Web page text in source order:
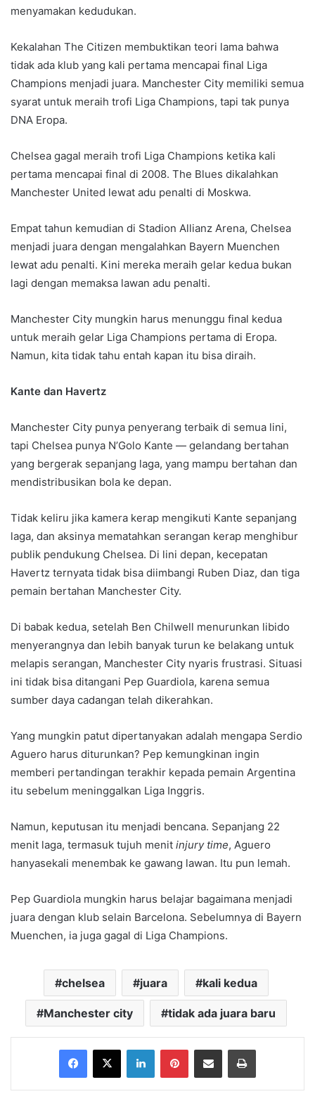
menyamakan kedudukan.
Kekalahan The Citizen membuktikan teori lama bahwa
tidak ada klub yang kali pertama mencapai final Liga
Champions menjadi juara. Manchester City memiliki semua
syarat untuk meraih trofi Liga Champions, tapi tak punya
DNA Eropa.
Chelsea gagal meraih trofi Liga Champions ketika kali
pertama mencapai final di 2008. The Blues dikalahkan
Manchester United lewat adu penalti di Moskwa.
Empat tahun kemudian di Stadion Allianz Arena, Chelsea
menjadi juara dengan mengalahkan Bayern Muenchen
lewat adu penalti. Kini mereka meraih gelar kedua bukan
lagi dengan memaksa lawan adu penalti.
Manchester City mungkin harus menunggu final kedua
untuk meraih gelar Liga Champions pertama di Eropa.
Namun, kita tidak tahu entah kapan itu bisa diraih.
Kante dan Havertz
Manchester City punya penyerang terbaik di semua lini,
tapi Chelsea punya N’Golo Kante — gelandang bertahan
yang bergerak sepanjang laga, yang mampu bertahan dan
mendistribusikan bola ke depan.
Tidak keliru jika kamera kerap mengikuti Kante sepanjang
laga, dan aksinya mematahkan serangan kerap menghibur
publik pendukung Chelsea. Di lini depan, kecepatan
Havertz ternyata tidak bisa diimbangi Ruben Diaz, dan tiga
pemain bertahan Manchester City.
Di babak kedua, setelah Ben Chilwell menurunkan libido
menyerangnya dan lebih banyak turun ke belakang untuk
melapis serangan, Manchester City nyaris frustrasi. Situasi
ini tidak bisa ditangani Pep Guardiola, karena semua
sumber daya cadangan telah dikerahkan.
Yang mungkin patut dipertanyakan adalah mengapa Serdio
Aguero harus diturunkan? Pep kemungkinan ingin
memberi pertandingan terakhir kepada pemain Argentina
itu sebelum meninggalkan Liga Inggris.
Namun, keputusan itu menjadi bencana. Sepanjang 22
menit laga, termasuk tujuh menit injury time, Aguero
hanyasekali menembak ke gawang lawan. Itu pun lemah.
Pep Guardiola mungkin harus belajar bagaimana menjadi
juara dengan klub selain Barcelona. Sebelumnya di Bayern
Muenchen, ia juga gagal di Liga Champions.
chelsea juara kali kedua
Manchester city tidak ada juara baru
Facebook
X LinkedInPinterestShare via Email Print